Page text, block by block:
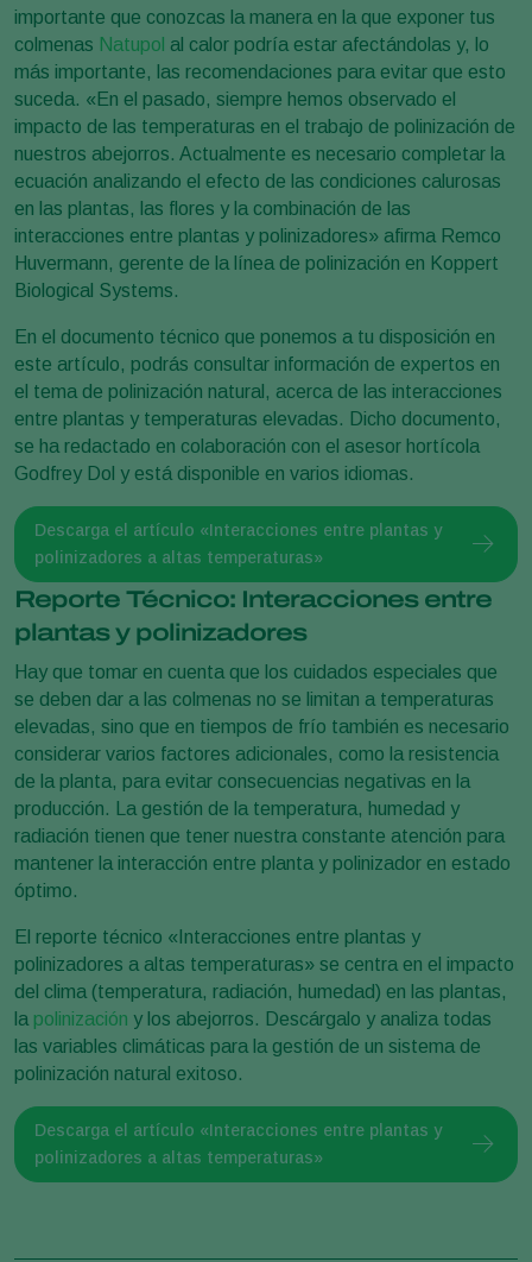
importante que conozcas la manera en la que exponer tus
colmenas Natupol al calor podría estar afectándolas y, lo
más importante, las recomendaciones para evitar que esto
suceda. «En el pasado, siempre hemos observado el
impacto de las temperaturas en el trabajo de polinización de
nuestros abejorros. Actualmente es necesario completar la
ecuación analizando el efecto de las condiciones calurosas
en las plantas, las flores y la combinación de las
interacciones entre plantas y polinizadores» afirma Remco
Huvermann, gerente de la línea de polinización en Koppert
Biological Systems.
En el documento técnico que ponemos a tu disposición en
este artículo, podrás consultar información de expertos en
el tema de polinización natural, acerca de las interacciones
entre plantas y temperaturas elevadas. Dicho documento,
se ha redactado en colaboración con el asesor hortícola
Godfrey Dol y está disponible en varios idiomas.
Descarga el artículo «Interacciones entre plantas y
polinizadores a altas temperaturas»
Reporte Técnico: Interacciones entre
plantas y polinizadores
Hay que tomar en cuenta que los cuidados especiales que
se deben dar a las colmenas no se limitan a temperaturas
elevadas, sino que en tiempos de frío también es necesario
considerar varios factores adicionales, como la resistencia
de la planta, para evitar consecuencias negativas en la
producción. La gestión de la temperatura, humedad y
radiación tienen que tener nuestra constante atención para
mantener la interacción entre planta y polinizador en estado
óptimo.
El reporte técnico «Interacciones entre plantas y
polinizadores a altas temperaturas» se centra en el impacto
del clima (temperatura, radiación, humedad) en las plantas,
la polinización y los abejorros. Descárgalo y analiza todas
las variables climáticas para la gestión de un sistema de
polinización natural exitoso.
Descarga el artículo «Interacciones entre plantas y
polinizadores a altas temperaturas»